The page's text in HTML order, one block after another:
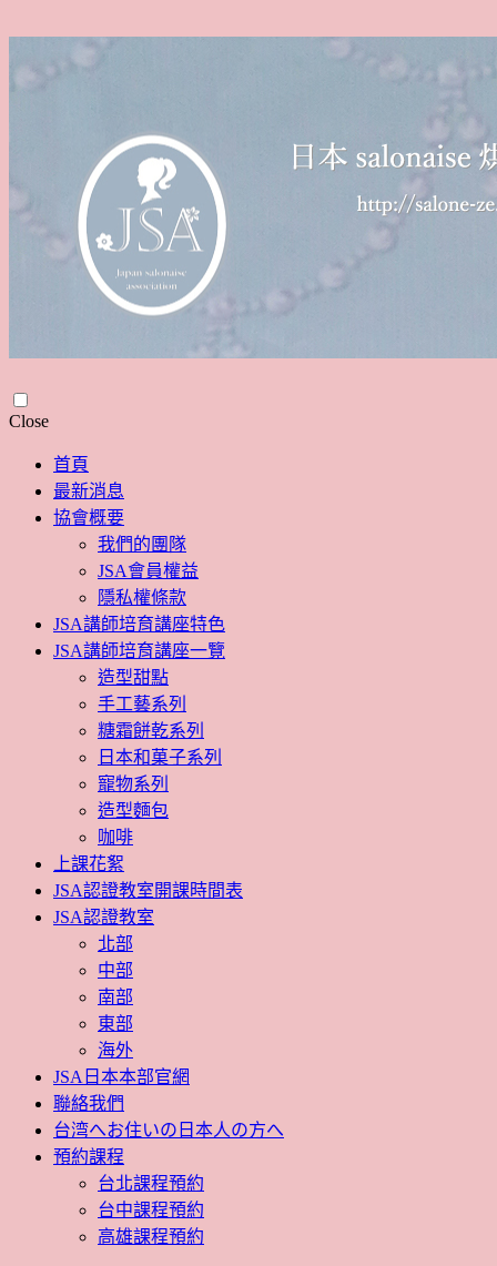
CloseSkip
content
首頁
最新消息
協會概要
我們的團隊
JSA會員權益
隱私權條款
JSA講師培育講座特色
JSA講師培育講座一覽
造型甜點
手工藝系列
糖霜餅乾系列
日本和菓子系列
寵物系列
造型麵包
咖啡
上課花絮
JSA認證教室開課時間表
JSA認證教室
北部
中部
南部
東部
海外
JSA日本本部官網
聯絡我們
台湾へお住いの日本人の方へ
預約課程
台北課程預約
台中課程預約
高雄課程預約